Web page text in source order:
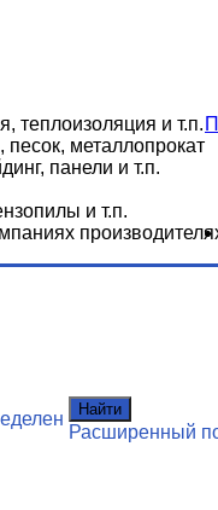
теплоизоляция и т.п.
песок, металлопрокат
панели и т.п.
и т.п.
Найти
Расширенный